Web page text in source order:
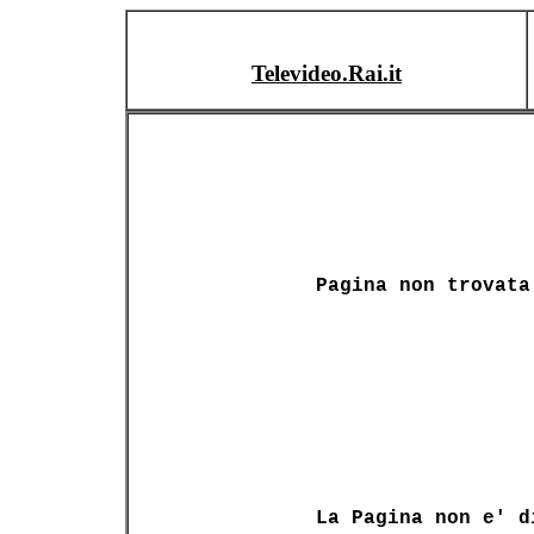
Televideo.Rai.it
Pagina non trovata
La Pagina non e'